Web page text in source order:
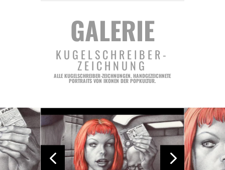
GALERIE
KUGELSCHREIBER-
ZEICHNUNG
ALLE KUGELSCHREIBER-ZEICHNUNGEN. HANDGEZEICHNETE
PORTRAITS VON IKONEN DER POPKULTUR.
4 5